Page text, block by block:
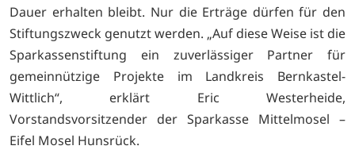
Dauer erhalten bleibt. Nur die Erträge dürfen für den
Stiftungszweck genutzt werden. „Auf diese Weise ist die
Sparkassenstiftung ein zuverlässiger Partner für
gemeinnützige Projekte im Landkreis Bernkastel-
Wittlich“, erklärt Eric Westerheide,
Vorstandsvorsitzender der Sparkasse Mittelmosel –
Eifel Mosel Hunsrück.